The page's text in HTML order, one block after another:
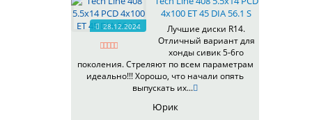
546
547
548
573
574
575
28.12.2024
4x100 ET 45 DIA 56.1 S
Лучшие диски R14.
Отличный вариант для
хонды сивик 5-6го
поколения. Стреляют по всем параметрам
идеально!!! Хорошо, что начали опять
выпускать их...
Юрик